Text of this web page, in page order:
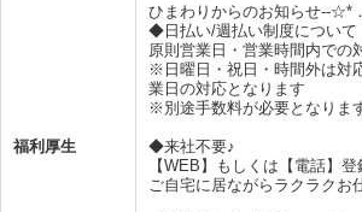
福利厚生
ひまわりからのお知らせ--☆*
◆日払い/週払い制度について
原則営業日・営業時間内での
※日曜日・祝日・時間外は対
業日の対応となります
※別途手数料が必要となりま
◆来社不要♪
【WEB】もしくは【電話】
ご自宅に居ながらラクラクお